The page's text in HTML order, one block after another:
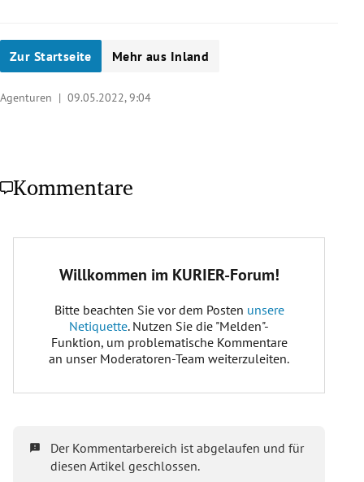
Zur Startseite Mehr aus Inland
Agenturen | 09.05.2022, 9:04
Kommentare